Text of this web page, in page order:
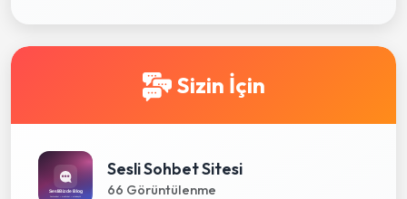
Sizin İçin
Sesli Sohbet Sitesi
66 Görüntülenme